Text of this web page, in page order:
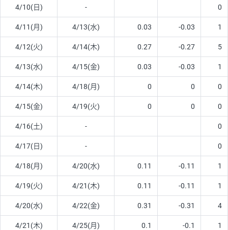
4/10(日) - 0
4/11(月) 4/13(水) 0.03 -0.03 1
4/12(火) 4/14(木) 0.27 -0.27 5
4/13(水) 4/15(金) 0.03 -0.03 1
4/14(木) 4/18(月) 0 0 0
4/15(金) 4/19(火) 0 0 0
4/16(土) - 0
4/17(日) - 0
4/18(月) 4/20(水) 0.11 -0.11 1
4/19(火) 4/21(木) 0.11 -0.11 1
4/20(水) 4/22(金) 0.31 -0.31 4
4/21(木) 4/25(月) 0.1 -0.1 1